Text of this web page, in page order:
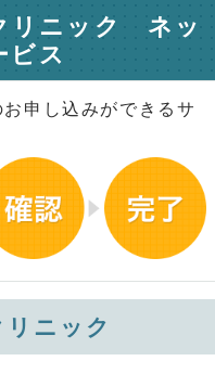
リニック ネッ
ビス
申し込みができるサ
ニック